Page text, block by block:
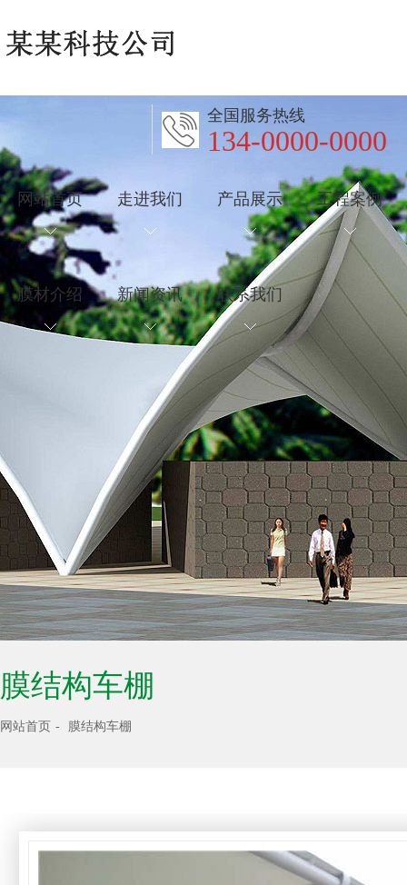
全国服务热线
134-0000-0000
网站首页 走进我们 产品展示 工程案例
膜材介绍 新闻资讯 联系我们
膜结构车棚
网站首页 膜结构车棚